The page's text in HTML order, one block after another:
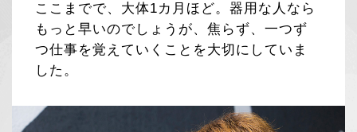
ここまでで、大体1カ月ほど。器用な人なら
もっと早いのでしょうが、焦らず、一つず
つ仕事を覚えていくことを大切にしていま
した。